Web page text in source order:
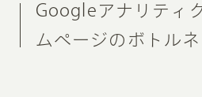
Googleアナリティ
ムページのボトル